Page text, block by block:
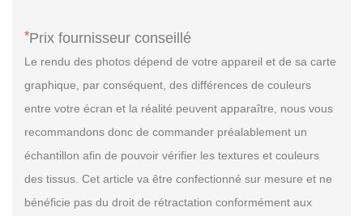
*Prix fournisseur conseillé
Le rendu des photos dépend de votre appareil et de sa carte
graphique, par conséquent, des différences de couleurs
entre votre écran et la réalité peuvent apparaître, nous vous
recommandons donc de commander préalablement un
échantillon afin de pouvoir vérifier les textures et couleurs
des tissus. Cet article va être confectionné sur mesure et ne
bénéficie pas du droit de rétractation conformément aux